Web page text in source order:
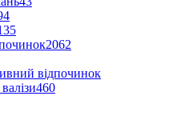
2062
відпочинок
460